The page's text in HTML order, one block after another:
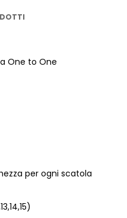
One to One
per ogni scatola